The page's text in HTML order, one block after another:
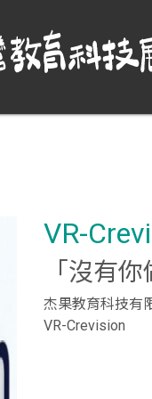
VR-
「沒有
杰果教育科技有
VR-Crevision